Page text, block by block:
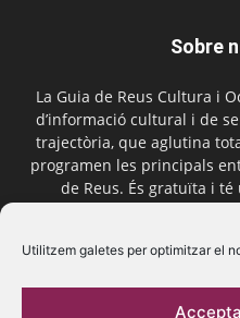
Utilitzem galetes per optimitzar el
Sobre
La Guia de Reus Cultura i
d’informació cultural i de
trajectòria, que aglutina
programen les principals
de Reus. És gratuïta i